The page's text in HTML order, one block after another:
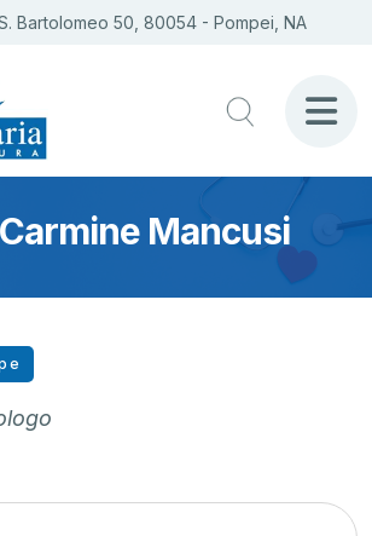
Bartolomeo 50, 80054 - Pompei, NA
Mancusi